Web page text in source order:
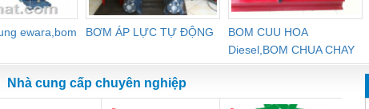
ewara,bom
BƠM ÁP LỰC TỰ ĐỘNG
BOM CUU HOA
Diesel,BOM CHUA CHAY
Nhà cung cấp chuyên nghiệp